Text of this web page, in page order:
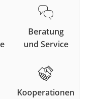
Beratung
und Service
Kooperationen